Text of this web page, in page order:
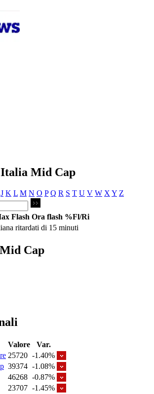
Mid Cap
J K L M N O P Q R S T U V W X Y Z
Flash Ora flash %Fl/Ri
ritardati di 15 minuti
Cap
Valore
Var.
25720 -1.40%
39374 -1.08%
46268 -0.87%
23707 -1.45%